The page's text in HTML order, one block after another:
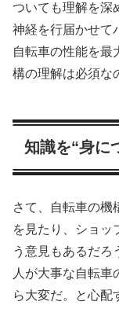
ついても理解を深
神経を行届かせて
自転車の性能を最
構の理解は必須な
知識を“身に
さて、自転車の機
を見たり、ショッ
う意見もあるだろ
人が大事な自転車
ら大変だ。と心配